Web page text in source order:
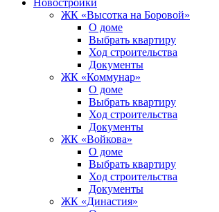
Новостройки
ЖК «Высотка на Боровой»
О доме
Выбрать квартиру
Ход строительства
Документы
ЖК «Коммунар»
О доме
Выбрать квартиру
Ход строительства
Документы
ЖК «Войкова»
О доме
Выбрать квартиру
Ход строительства
Документы
ЖК «Династия»